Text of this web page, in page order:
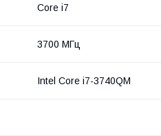
Core i7
3700 МГц
Intel Core i7-3740QM